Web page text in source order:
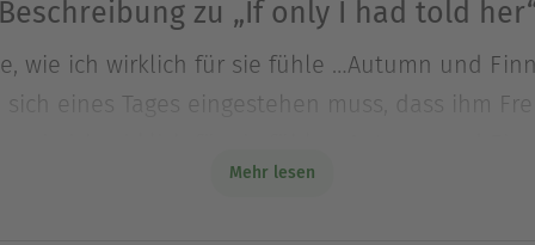
Beschreibung zu „If only I had told
wie ich wirklich für sie fühle …Autumn und
eines Tages eingestehen muss, dass ihm
sich eines Tages eingestehen muss, dass ihm
Mehr lesen